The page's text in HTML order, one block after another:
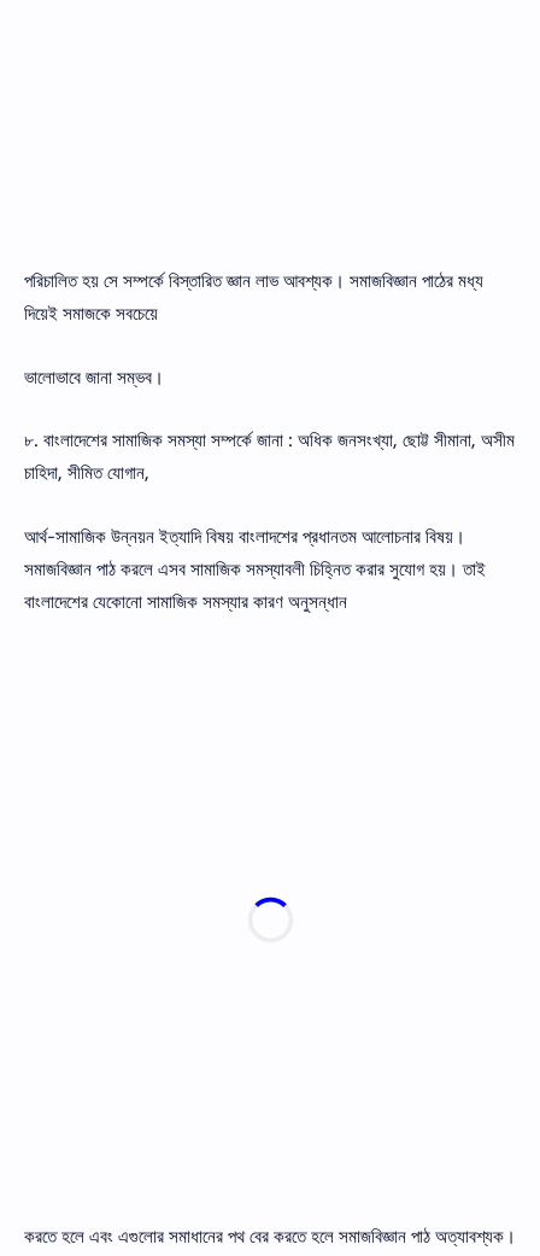
পরিচালিত হয় সে সম্পর্কে বিস্তারিত জ্ঞান লাভ আবশ্যক। সমাজবিজ্ঞান পাঠের মধ্য
দিয়েই সমাজকে সবচেয়ে
ভালােভাবে জানা সম্ভব।
৮. বাংলাদেশের সামাজিক সমস্যা সম্পর্কে জানা : অধিক জনসংখ্যা, ছােট্ট সীমানা, অসীম
চাহিদা, সীমিত যােগান,
আর্থ-সামাজিক উন্নয়ন ইত্যাদি বিষয় বাংলাদশের প্রধানতম আলােচনার বিষয়।
সমাজবিজ্ঞান পাঠ করলে এসব সামাজিক সমস্যাবলী চিহ্নিত করার সুযােগ হয়। তাই
বাংলাদেশের যেকোনাে সামাজিক সমস্যার কারণ অনুসন্ধান
করতে হলে এবং এগুলাের সমাধানের পথ বের করতে হলে সমাজবিজ্ঞান পাঠ অত্যাবশ্যক।